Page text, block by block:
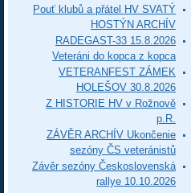
Pouť klubů a přátel HV SVATÝ
HOSTÝN ARCHÍV
RADEGAST-33 15.8.2026
Veteráni do kopca z kopca
VETERANFEST ZÁMEK
HOLEŠOV 30.8.2026
Z HISTORIE HV v Rožnově
p.R.
ZÁVĚR ARCHÍV Ukončenie
sezóny ČS veteránistů
Závěr sezóny Československá
rallye 10.10.2026